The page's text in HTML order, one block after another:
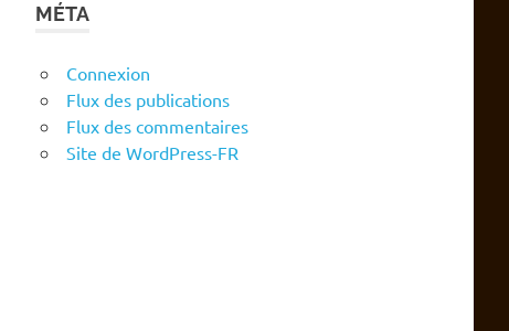
MÉTA
Connexion
Flux des publications
Flux des commentaires
Site de WordPress-FR